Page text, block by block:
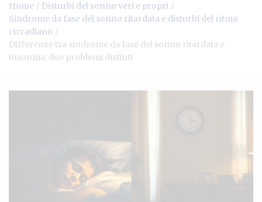
Home
Disturbi del sonno veri e propri
Sindrome da fase del sonno ritardata e disturbi del ritmo
circadiano
Differenze tra sindrome da fase del sonno ritardata e
insonnia: due problemi distinti